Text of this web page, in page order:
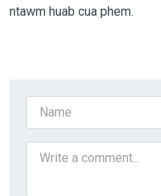
ntawm huab cua phem.